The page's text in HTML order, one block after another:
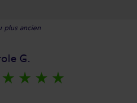
plus ancien
G.
star_rate star_rate star_rate star_rate